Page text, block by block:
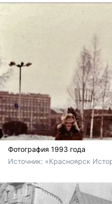
Фотография 1993 года
Источник: «Красноярск